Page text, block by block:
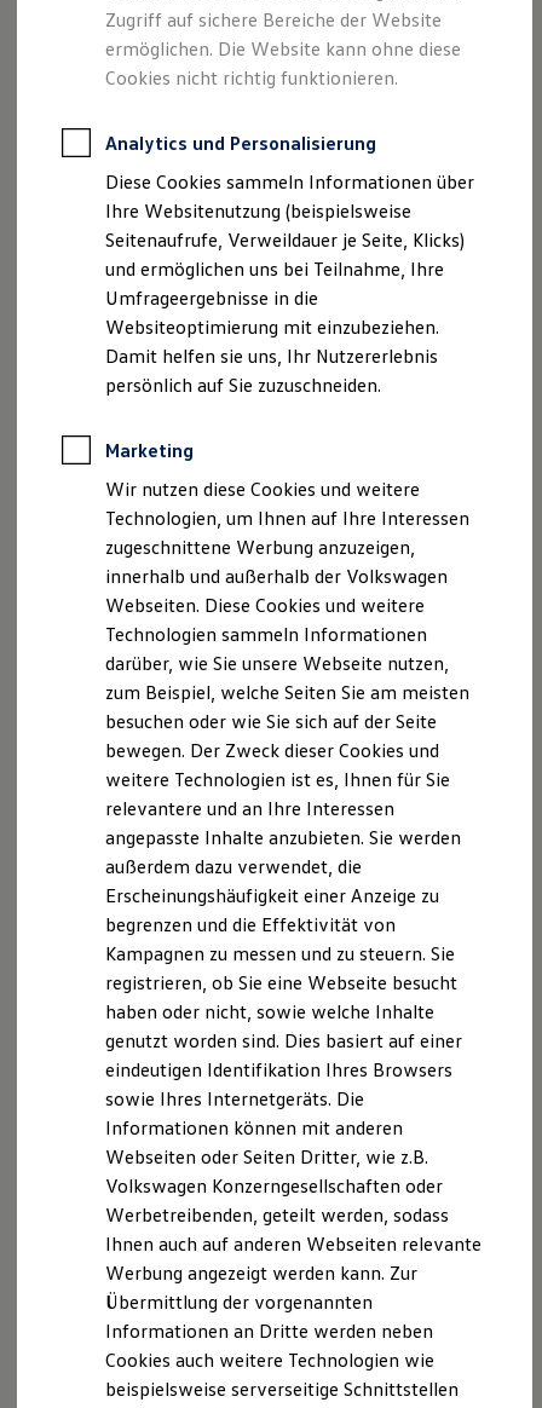
Versicherungen und Garantien
Kfz-Versicherung
Restschuldversicherungen
Garantien
Professional Class bei Volkswagen
Behörden
Direktkunden
Sonderfahrzeuge
Anpfiff zum Gewinn
Elektromobilität
Elektroautos
ID. Tutorials
Elektrofahrzeugkonzepte
ID. EVERY1
Reichweite
Rekuperation
Laden unterwegs
Laden Zuhause
Ladestationen finden
Ladezeitensimulator
Batterie
Sicherheit
Nachhaltigkeit
Technologie
Kosten und Kauf
Verbrauchskosten
Kaufoptionen
E-Auto-Förderung
Software und Konnektivität
Die ID. Software 6
ID. Software Versionen und Updates
Digitale Extras
Schnittstellen zu Ihrem ID.
Marke und Erlebnis
Volkswagen R und R Experience
R-Modelle
R Experience
Driving Experience
Volkswagen entdecken
Werkbesichtigung
Lifestyle Shop
T-Roc Kollektion
Golf Kollektion
Volkswagen Kollektion
R-Kollektion
GTI Kollektion
Fußball Drop
we drive football
#wedriveproud
Besitzer und Service
myVolkswagen
Software Updates
Service und Ersatzteile
Inspektion und HU/AU
Zugriff auf sichere Bereiche der Website
ermöglichen. Die Website kann ohne diese
Cookies nicht richtig funktionieren.
Analytics und Personalisierung
Diese Cookies sammeln Informationen über
Ihre Websitenutzung (beispielsweise
Seitenaufrufe, Verweildauer je Seite, Klicks)
und ermöglichen uns bei Teilnahme, Ihre
Umfrageergebnisse in die
Websiteoptimierung mit einzubeziehen.
Damit helfen sie uns, Ihr Nutzererlebnis
persönlich auf Sie zuzuschneiden.
Marketing
Wir nutzen diese Cookies und weitere
Technologien, um Ihnen auf Ihre Interessen
zugeschnittene Werbung anzuzeigen,
innerhalb und außerhalb der Volkswagen
Webseiten. Diese Cookies und weitere
Technologien sammeln Informationen
darüber, wie Sie unsere Webseite nutzen,
zum Beispiel, welche Seiten Sie am meisten
besuchen oder wie Sie sich auf der Seite
bewegen. Der Zweck dieser Cookies und
weitere Technologien ist es, Ihnen für Sie
relevantere und an Ihre Interessen
angepasste Inhalte anzubieten. Sie werden
außerdem dazu verwendet, die
Erscheinungshäufigkeit einer Anzeige zu
begrenzen und die Effektivität von
Kampagnen zu messen und zu steuern. Sie
registrieren, ob Sie eine Webseite besucht
haben oder nicht, sowie welche Inhalte
genutzt worden sind. Dies basiert auf einer
eindeutigen Identifikation Ihres Browsers
sowie Ihres Internetgeräts. Die
Informationen können mit anderen
Webseiten oder Seiten Dritter, wie z.B.
Volkswagen Konzerngesellschaften oder
Werbetreibenden, geteilt werden, sodass
Ihnen auch auf anderen Webseiten relevante
Werbung angezeigt werden kann. Zur
Übermittlung der vorgenannten
Informationen an Dritte werden neben
Cookies auch weitere Technologien wie
beispielsweise serverseitige Schnittstellen